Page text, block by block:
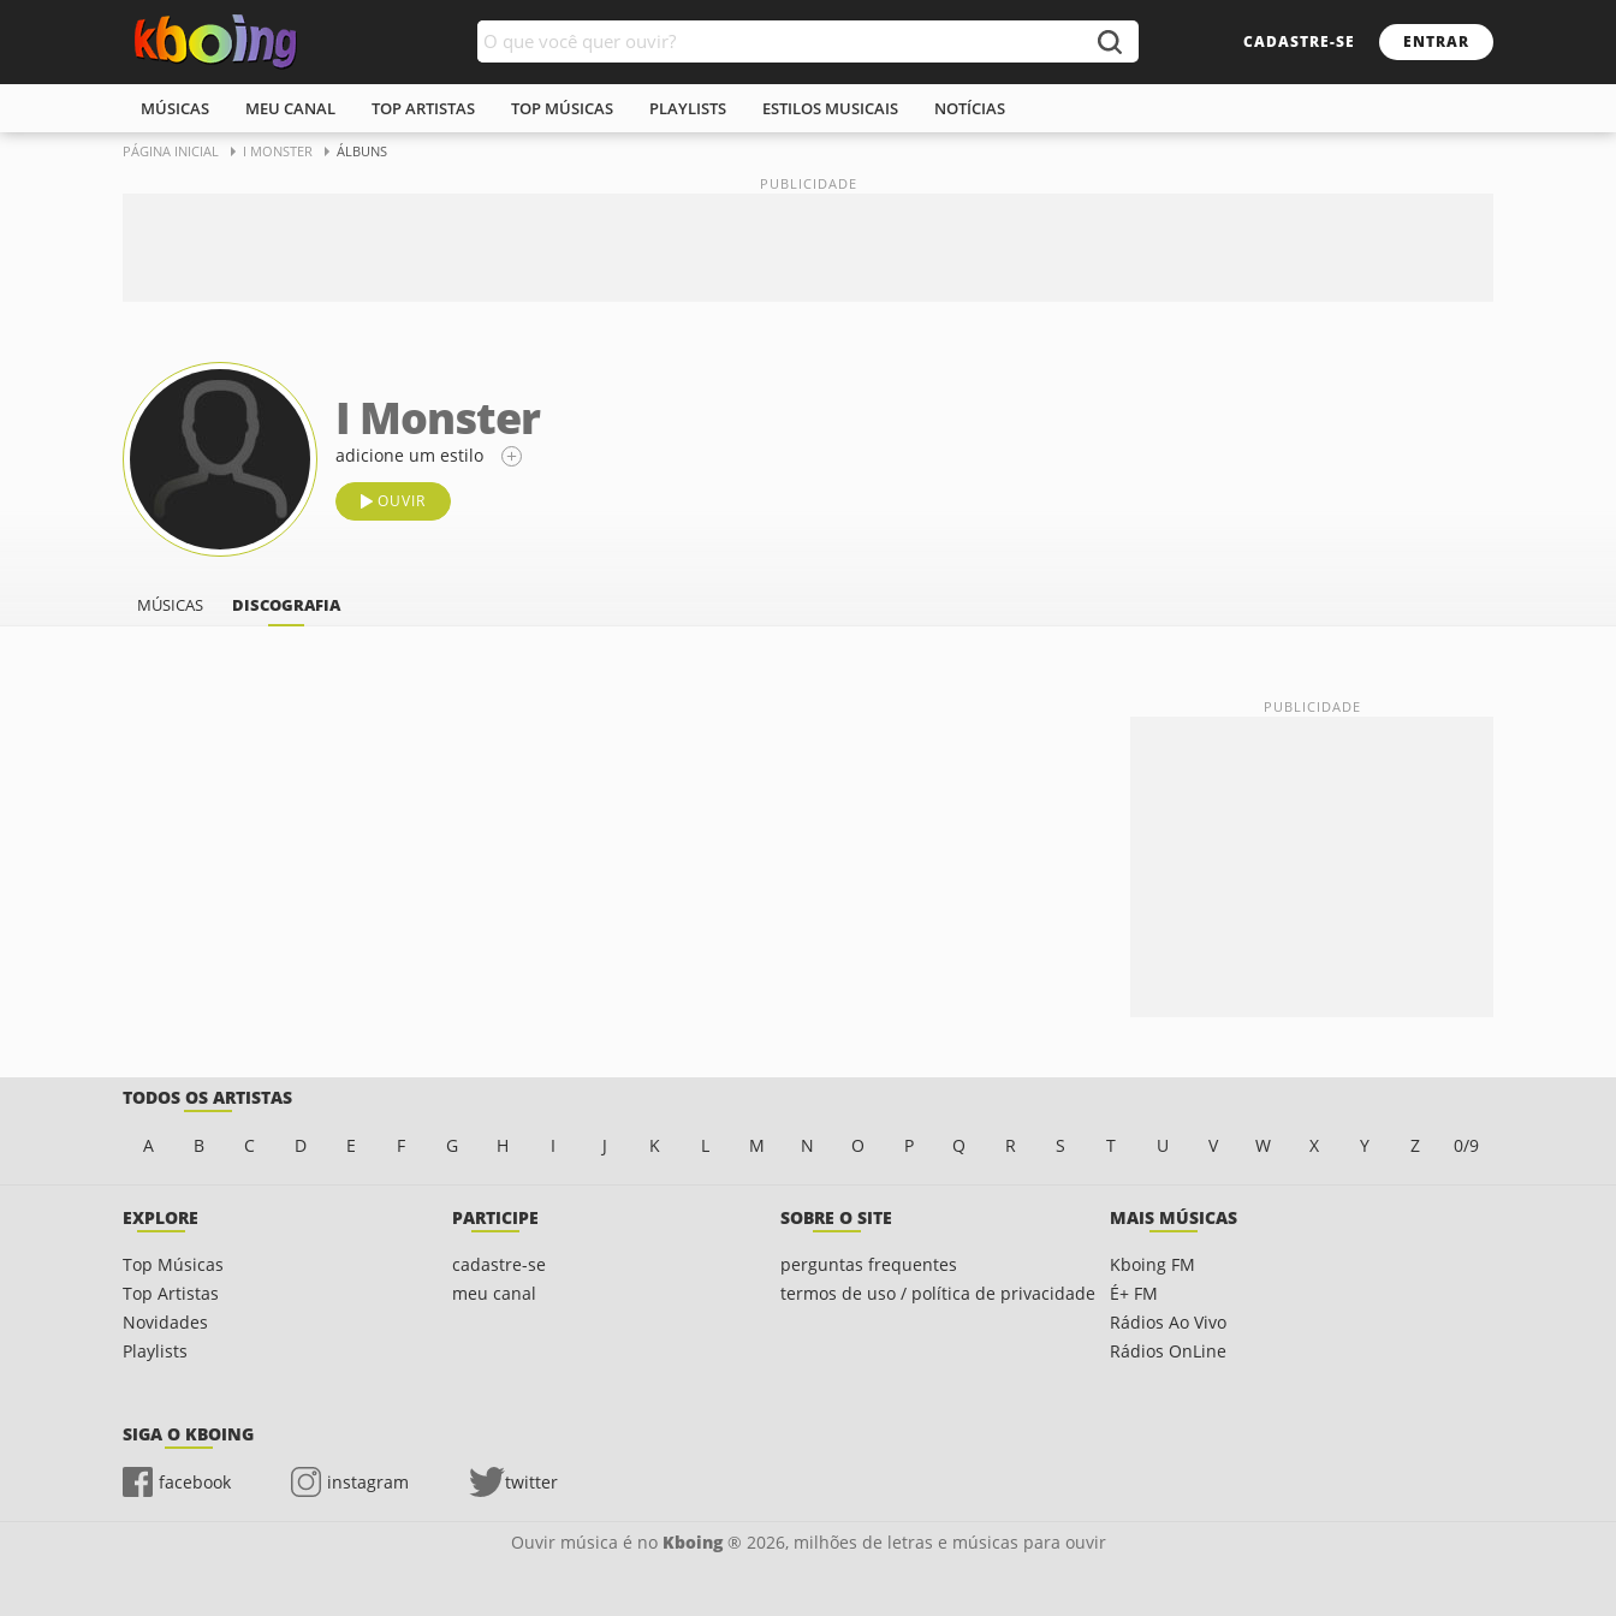
CADASTRE-SE ENTRAR
MÚSICAS MEU CANAL TOP ARTISTAS TOP MÚSICAS PLAYLISTS ESTILOS MUSICAIS NOTÍCIAS
PÁGINA INICIAL I MONSTER ÁLBUNS
I Monster
adicione um estilo
OUVIR
MÚSICAS DISCOGRAFIA
TODOS OS ARTISTAS
A B C D E F G H I J K L M N O P Q R S T U V W X Y Z 0/9
EXPLORE
Top Músicas
Top Artistas
Novidades
Playlists
PARTICIPE
cadastre-se
meu canal
SOBRE O SITE
perguntas frequentes
termos de uso / política de privacidade
MAIS MÚSICAS
Kboing FM
É+ FM
Rádios Ao Vivo
Rádios OnLine
SIGA O KBOING
facebook instagram twitter
Ouvir música é no Kboing® 2026, milhões de letras e músicas para ouvir